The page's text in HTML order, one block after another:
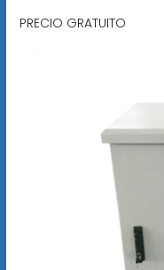
PRECIO GRATUITO